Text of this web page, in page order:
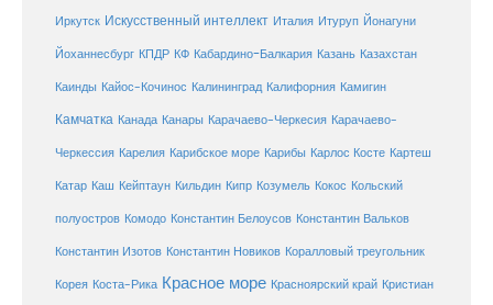
Иркутск Искусственный интеллект Италия Итуруп Йонагуни
Йоханнесбург КПДР КФ Кабардино-Балкария Казань Казахстан
Каинды Кайос-Кочинос Калининград Калифорния Камигин
Камчатка Канада Канары Карачаево-Черкесия Карачаево-
Черкессия Карелия Карибское море Карибы Карлос Косте Картеш
Катар Каш Кейптаун Кильдин Кипр Козумель Кокос Кольский
полуостров Комодо Константин Белоусов Константин Вальков
Константин Изотов Константин Новиков Коралловый треугольник
Корея Коста-Рика Красное море Красноярский край Кристиан